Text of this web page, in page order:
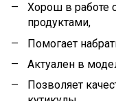
Хорош в работе
продуктами,
Помогает
Актуален в
Позволяет